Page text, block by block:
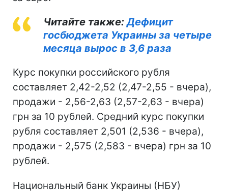
Читайте также:Дефицит
госбюджета Украины за четыре
месяца вырос в 3,6 раза
Курс покупки российского рубля
составляет 2,42-2,52 (2,47-2,55 - вчера),
продажи - 2,56-2,63 (2,57-2,63 - вчера)
грн за 10 рублей. Средний курс покупки
рубля составляет 2,501 (2,536 - вчера),
продажи - 2,575 (2,583 - вчера) грн за 10
рублей.
Национальный банк Украины (НБУ)